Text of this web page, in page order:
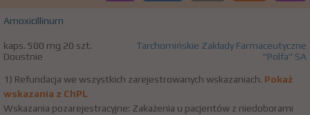
Amoxicillinum
kaps. 500 mg 20 szt.
Doustnie
Tarchomińskie Zakłady Farmaceutyczne
"Polfa" SA
1) Refundacja we wszystkich zarejestrowanych wskazaniach. Pokaż
wskazania z ChPL
Wskazania pozarejestracyjne: Zakażenia u pacjentów z niedoborami